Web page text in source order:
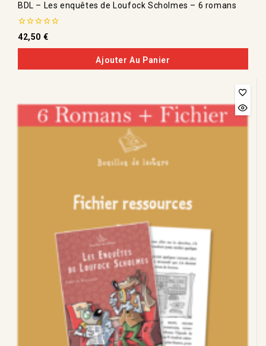
BDL – Les enquêtes de Loufock Scholmes – 6 romans
0
de
5
42,50 €
Ajouter Au Panier